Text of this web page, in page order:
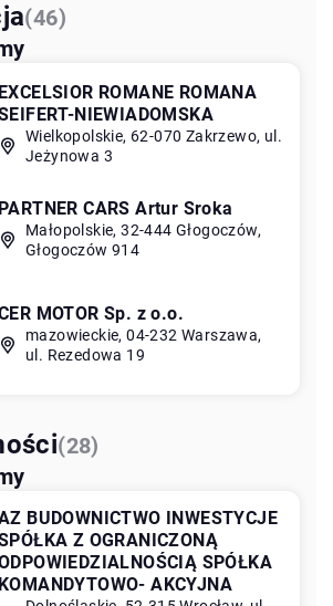
(46)
EXCELSIOR ROMANE ROMANA
NIEWIADOMSKA
Wielkopolskie, 62-070 Zakrzewo, ul.
Jeżynowa 3
PARTNER CARS Artur Sroka
Małopolskie, 32-444 Głogoczów,
Głogoczów 914
MOTOR Sp. z o.o.
mazowieckie, 04-232 Warszawa,
ul. Rezedowa 19
(28)
BUDOWNICTWO INWESTYCJE
Z OGRANICZONĄ
SPÓŁKA
KOMANDYTOWO- AKCYJNA